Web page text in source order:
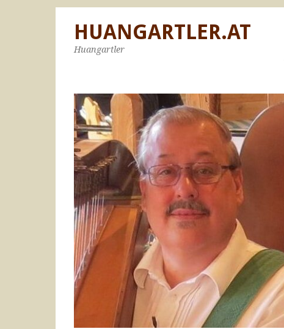
HUANGARTLER.AT
Huangartler